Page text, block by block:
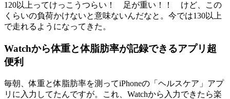
120以上ってけっこうつらい！ 足が重い！！ けど、この
くらいの負荷かけないと意味ないんだなと。今では130以上
で走れるようになってきた。
Watchから体重と体脂肪率が記録できるアプリ超
便利
毎朝、体重と体脂肪率を測ってiPhoneの「ヘルスケア」アプ
リに入力してたんですが。これ、Watchから入力できたら楽